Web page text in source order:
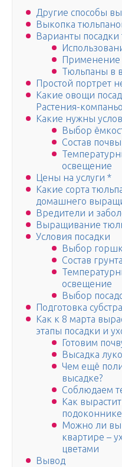
Другие способы
Выкопка
Варианты
Применение
Тюльпаны в
Простой портрет
Какие овощи
Растения-
Какие нужны
Выбор
Состав почвы
освещение
Цены на услуги *
Какие сорта
домашнего
Вредители и
Выращивание
Условия посадки
Выбор
Состав грунта
освещение
Выбор
Подготовка
Как к 8 марта
этапы посадки и
Готовим
Высадка
Чем ещё
высадке?
Соблюдаем
Как
Можно ли
квартире –
цветами
Вывод